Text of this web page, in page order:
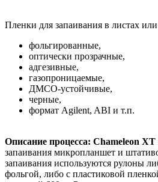
Пленки для запаивания в листах
фольгированные,
оптически прозрачные,
адгезивные,
газопроницаемые,
ДМСО-устойчивые,
черные,
формат Agilent, ABI и т.п.
Описание процесса: Chameleon XT
запаивания микропланшет и
запаивания используются рулоны
фольгой, либо с пластиковой